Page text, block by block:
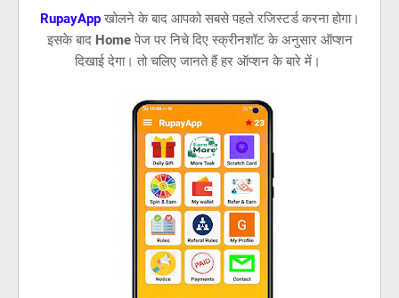
RupayAppखोलने के बाद आपको सबसे पहले रजिस्टर्ड करना होगा।
इसके बाद Homeपेज पर निचे दिए स्क्रीनशॉट के अनुसार ऑप्शन
दिखाई देगा। तो चलिए जानते हैं हर ऑप्शन के बारे में।